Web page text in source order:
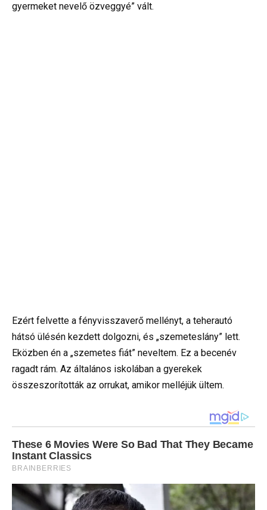
gyermeket nevelő özveggyé” vált.
Ezért felvette a fényvisszaverő mellényt, a teherautó
hátsó ülésén kezdett dolgozni, és „szemeteslány” lett.
Eközben én a „szemetes fiát” neveltem. Ez a becenév
ragadt rám. Az általános iskolában a gyerekek
összeszorították az orrukat, amikor melléjük ültem.